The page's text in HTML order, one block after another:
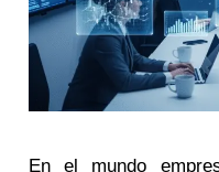
En el mundo